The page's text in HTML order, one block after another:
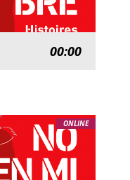
00:00
ONLINE